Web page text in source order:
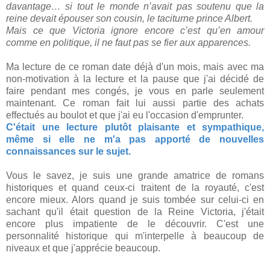
davantage… si tout le monde n’avait pas soutenu que la
reine devait épouser son cousin, le taciturne prince Albert.
Mais ce que Victoria ignore encore c’est qu’en amour
comme en politique, il ne faut pas se fier aux apparences.
Ma lecture de ce roman date déjà d'un mois, mais avec ma
non-motivation à la lecture et la pause que j'ai décidé de
faire pendant mes congés, je vous en parle seulement
maintenant. Ce roman fait lui aussi partie des achats
effectués au boulot et que j'ai eu l'occasion d'emprunter.
C'était une lecture plutôt plaisante et sympathique,
même si elle ne m'a pas apporté de nouvelles
connaissances sur le sujet.
Vous le savez, je suis une grande amatrice de romans
historiques et quand ceux-ci traitent de la royauté, c'est
encore mieux. Alors quand je suis tombée sur celui-ci en
sachant qu'il était question de la Reine Victoria, j'était
encore plus impatiente de le découvrir. C'est une
personnalité historique qui m'interpelle à beaucoup de
niveaux et que j'apprécie beaucoup.